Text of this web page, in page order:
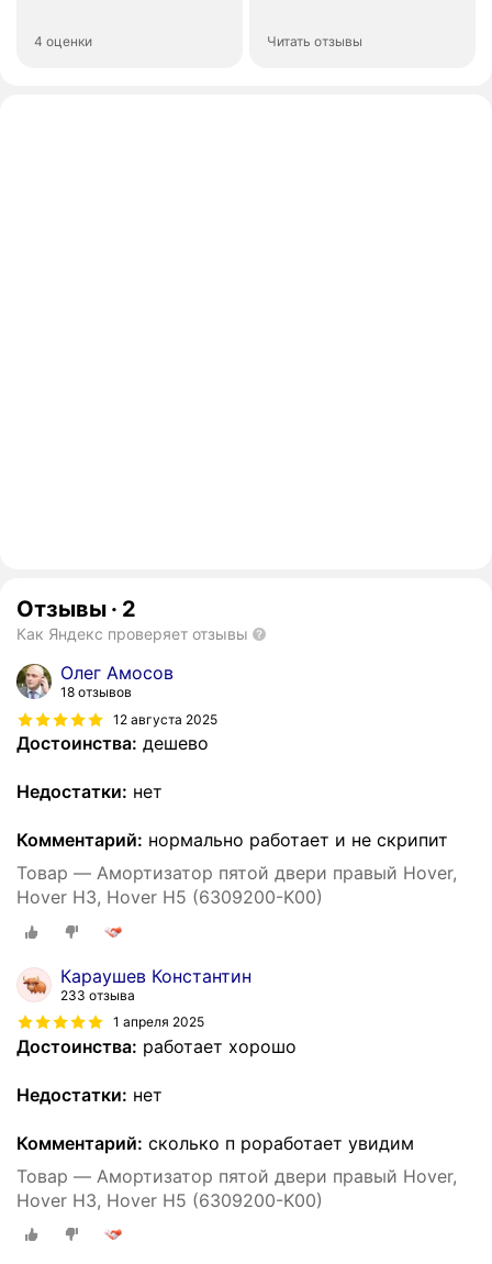
4 оценки Читать отзывы
Отзывы · 2
Как Яндекс проверяет отзывы
Олег Амосов
18 отзывов
12 августа 2025
Достоинства: дешево
Недостатки: нет
Комментарий: нормально работает и не скрипит
Товар — Амортизатор пятой двери правый Hover,
Hover H3, Hover H5 (6309200-K00)
Караушев Константин
233 отзыва
1 апреля 2025
Достоинства: работает хорошо
Недостатки: нет
Комментарий: сколько п роработает увидим
Товар — Амортизатор пятой двери правый Hover,
Hover H3, Hover H5 (6309200-K00)